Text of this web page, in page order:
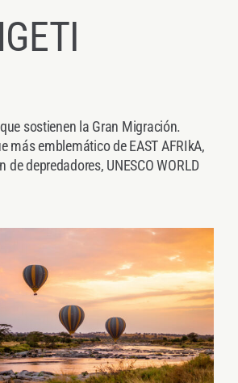
sostienen la Gran Migración.
más emblemático de EAST AFRIkA,
depredadores, UNESCO WORLD